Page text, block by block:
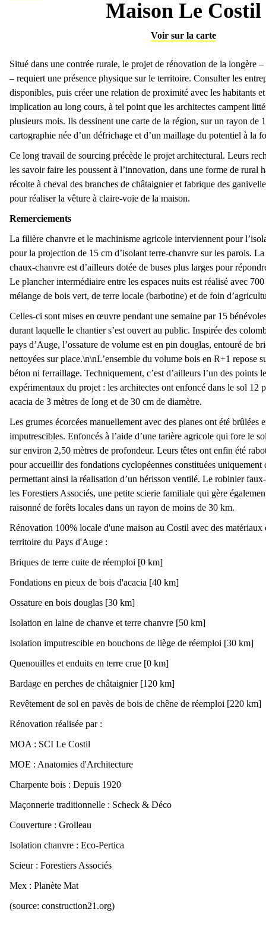
Maison Le Costil
Voir sur la carte
Situé dans une contrée rurale, le projet de rénovation de la longère
– requiert une présence physique sur le territoire. Consulter les
disponibles, puis créer une relation de proximité avec les habitants et
implication au long cours, à tel point que les architectes campent
plusieurs mois. Ils dessinent une carte de la région, sur un rayon de
cartographie née d’un défrichage et d’un maillage du potentiel à la
Ce long travail de sourcing précède le projet architectural. Leurs
les savoir faire les poussent à l’innovation, dans une forme de rural
récolte à cheval des branches de châtaignier et fabrique des
pour réaliser la vêture à claire-voie de la maison.
Remerciements
La filière chanvre et le machinisme agricole interviennent pour
pour la projection de 15 cm d’isolant terre-chanvre sur les parois.
chaux-chanvre est d’ailleurs dotée de buses plus larges pour
Le plancher intermédiaire entre les espaces nuits est réalisé avec
mélange de bois vert, de terre locale (barbotine) et de foin
Celles-ci sont mises en œuvre pendant une semaine par 15
durant laquelle le chantier s’est ouvert au public. Inspirée des
pays d’Auge, l’ossature de volume est en pin douglas, entouré de
nettoyées sur place.\n\nL’ensemble du volume bois en R+1 repose
béton ni ferraillage. Techniquement, c’est d’ailleurs l’un des points
expérimentaux du projet : les architectes ont enfoncé dans le sol 12
acacia de 3 mètres de long et de 30 cm de diamètre.
Les grumes écorcées manuellement avec des planes ont été brûlées
imputrescibles. Enfoncés à l’aide d’une tarière agricole qui fore le
sur environ 2,50 mètres de profondeur. Leurs têtes ont enfin été
pour accueillir des fondations cyclopéennes constituées uniquement
permettant ainsi la réalisation d’un hérisson ventilé. Le robinier
les Forestiers Associés, une petite scierie familiale qui gère
raisonné de forêts locales dans un rayon de moins de 30 km.
Rénovation 100% locale d'une maison au Costil avec des matériaux
territoire du Pays d'Auge :
Briques de terre cuite de réemploi [0 km]
Fondations en pieux de bois d'acacia [40 km]
Ossature en bois douglas [30 km]
Isolation en laine de chanve et terre chanvre [50 km]
Isolation imputrescible en bouchons de liège de réemploi [30 km]
Quenouilles et enduits en terre crue [0 km]
Bardage en perches de châtaignier [120 km]
Revêtement de sol en pavès de bois de chêne de réemploi [220 km]
Rénovation réalisée par :
MOA : SCI Le Costil
MOE : Anatomies d'Architecture
Charpente bois : Depuis 1920
Maçonnerie traditionnelle : Scheck & Déco
Couverture : Grolleau
Isolation chanvre : Eco-Pertica
Scieur : Forestiers Associés
Mex : Planète Mat
(source: construction21.org)
Planche
Carrière de Vaujours